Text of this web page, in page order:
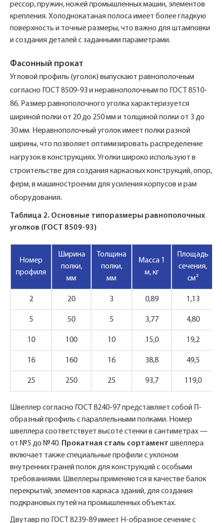
рессор, пружин, ножей промышленных машин, элементов
крепления. Холоднокатаная полоса имеет более гладкую
поверхность и точные размеры, что важно для штамповки
и создания деталей с заданными параметрами.
Фасонный прокат
Угловой профиль (уголок) выпускают равнополочным
согласно ГОСТ 8509-93 и неравнополочным по ГОСТ 8510-
86. Размер равнополочного уголка характеризуется
шириной полки от 20 до 250 мм и толщиной полки от 3 до
30 мм. Неравнополочный уголок имеет полки разной
ширины, что позволяет оптимизировать распределение
нагрузок в конструкциях. Уголки широко используют в
строительстве для создания каркасных конструкций, опор,
ферм, в машиностроении для усиления корпусов и рам
оборудования.
Таблица 2. Основные типоразмеры равнополочных
уголков (ГОСТ 8509-93)
Номер
профиля
Ширина
полки,
мм
Толщина
полки,
мм
Масса 1
м, кг
Площадь
сечения,
см²
2 20 3 0,89 1,13
5 50 5 3,77 4,80
10 100 10 15,0 19,2
16 160 16 38,8 49,5
25 250 25 93,7 119,0
Швеллер согласно ГОСТ 8240-97 представляет собой П-
образный профиль с параллельными полками. Номер
швеллера соответствует высоте стенки в сантиметрах —
от №5 до №40. Прокатная сталь сортамент швеллера
включает также специальные профили с уклоном
внутренних граней полок для конструкций с особыми
требованиями. Швеллеры применяются в качестве балок
перекрытий, элементов каркаса зданий, для создания
подкрановых путей на промышленных объектах.
Двутавр по ГОСТ 8239-89 имеет Н-образное сечение с
Телефон
Быстрый заказ
персональных данных.
Ваша заявка будет обработана
нами в ближайшее время
Ваш заказ будет обработан нами в
ближайшее время
вами почтовый адрес. Перейдите по
ссылке подтверждения в течении 3
дней.
для связи, и наш менеджер поможет
сформировать Ваш заказ и рассчитать его
стоимость прямо по телефону.
Имя*
Отправить
Нажимая на кнопку «Отправить» вы
автоматически соглашаетесь с«Политикой
конфиденциальности»
Заполните форму обратной связи, и наши
Имя*
Телефон*
Отправить
Нажимая на кнопку «Отправить» вы
автоматически соглашаетесь с«Политикой
конфиденциальности»